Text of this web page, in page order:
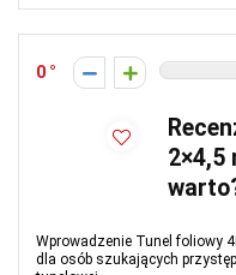
0
2×4,5
Wprowadzenie Tunel foliowy
dla osób szukających